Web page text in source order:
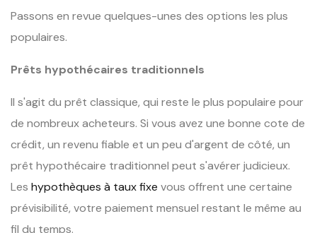
Passons en revue quelques-unes des options les plus
populaires.
Prêts hypothécaires traditionnels
Il s'agit du prêt classique, qui reste le plus populaire pour
de nombreux acheteurs. Si vous avez une bonne cote de
crédit, un revenu fiable et un peu d'argent de côté, un
prêt hypothécaire traditionnel peut s'avérer judicieux.
Les hypothèques à taux fixe vous offrent une certaine
prévisibilité, votre paiement mensuel restant le même au
fil du temps.